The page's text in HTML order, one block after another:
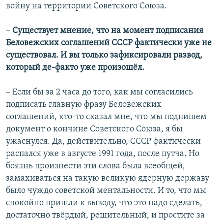
войну на территории Советского Союза.
– Существует мнение, что на момент подписания
Беловежских соглашений СССР фактически уже не
существовал. И вы только зафиксировали развод,
который де-факто уже произошёл.
– Если бы за 2 часа до того, как мы согласились
подписать главную фразу Беловежских
соглашений, кто-то сказал мне, что мы подпишем
документ о кончине Советского Союза, я бы
ужаснулся. Да, действительно, СССР фактически
распался уже в августе 1991 года, после путча. Но
боязнь произнести эти слова была всеобщей,
замахиваться на такую великую ядерную державу
было чуждо советской ментальности. И то, что мы
спокойно пришли к выводу, что это надо сделать, –
достаточно твёрдый, решительный, и простите за